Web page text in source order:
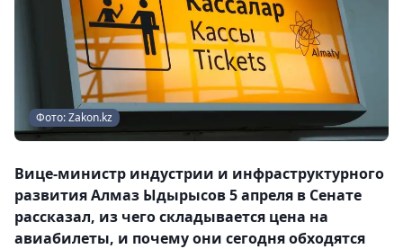
Фото: Zakon.kz
Вице-министр индустрии и инфраструктурного
развития Алмаз Ыдырысов 5 апреля в Сенате
рассказал, из чего складывается цена на
авиабилеты, и почему они сегодня обходятся